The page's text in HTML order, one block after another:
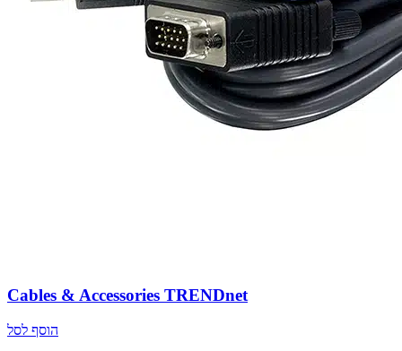
Cables & Accessories TRENDnet
הוסף לסל